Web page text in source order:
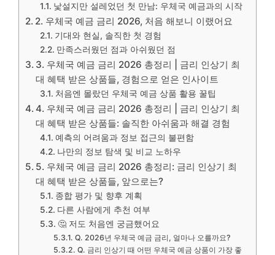
낯설지만 설레었던 첫 만남: 우체국 예금과의 시작
2. 우체국 예금 금리 2026, 처음 해보니 이랬어요
기대와 현실, 솔직한 첫 경험
만족스러웠던 점과 아쉬웠던 점
3. 우체국 예금 금리 2026 총정리 | 금리 인상기 최
대 혜택 받은 상품들, 경험으로 얻은 인사이트
처음엔 몰랐던 우체국 예금 상품 활용 꿀팁
4. 우체국 예금 금리 2026 총정리 | 금리 인상기 최
대 혜택 받은 상품들: 솔직한 아쉬움과 해결 경험
예측의 어려움과 정보 접근의 불편함
나만의 정보 탐색 및 비교 노하우
5. 우체국 예금 금리 2026 총정리: 금리 인상기 최
대 혜택 받은 상품들, 앞으로는?
종합 평가 및 향후 계획
다른 사람에게 추천 여부
🤔 저도 처음엔 궁금했어요
Q. 2026년 우체국 예금 금리, 얼마나 오를까요?
Q. 금리 인상기 때 어떤 우체국 예금 상품이 가장 좋